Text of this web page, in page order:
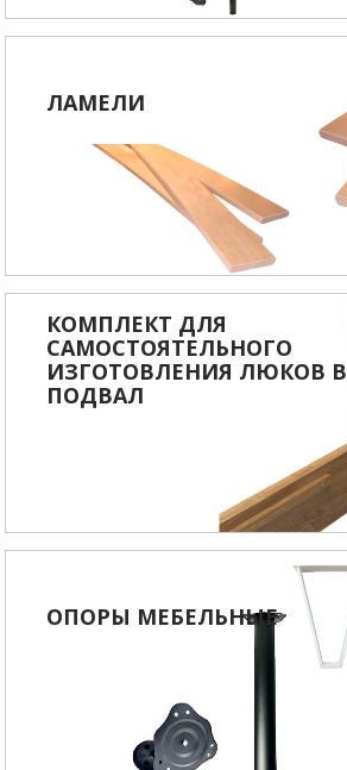
ЛАМЕЛИ
КОМПЛЕКТ ДЛЯ
САМОСТОЯТЕЛЬНОГО
ИЗГОТОВЛЕНИЯ ЛЮКОВ В
ПОДВАЛ
ОПОРЫ МЕБЕЛЬНЫЕ